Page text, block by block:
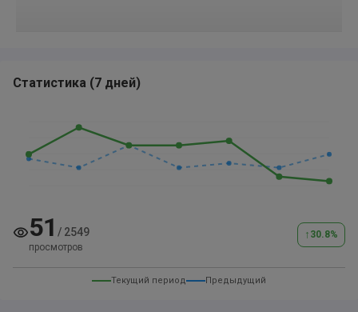
Статистика (7 дней)
51 / 2549
просмотров
↑ 30.8%
Текущий период Предыдущий